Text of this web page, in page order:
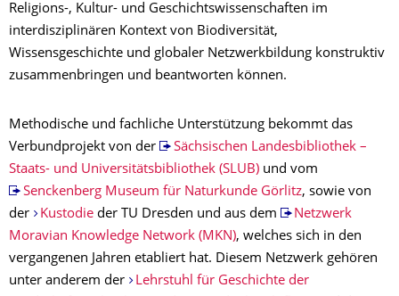
Religions-, Kultur- und Geschichtswissenschaften im
interdisziplinären Kontext von Biodiversität,
Wissensgeschichte und globaler Netzwerkbildung konstruktiv
zusammenbringen und beantworten können.
Methodische und fachliche Unterstützung bekommt das
Verbundprojekt von der
Sächsischen Landesbibliothek –
Staats- und Universitätsbibliothek (SLUB) und vom
Senckenberg Museum für Naturkunde Görlitz, sowie von
der
Kustodieder TU Dresden und aus dem
Netzwerk
Moravian Knowledge Network (MKN), welches sich in den
vergangenen Jahren etabliert hat. Diesem Netzwerk gehören
unter anderem der
Lehrstuhl für Geschichte der